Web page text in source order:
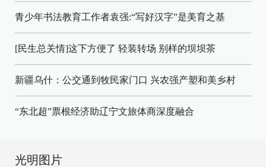
青少年书法教育工作者袁强:“写好汉字”是美育之基
[民生总关情]这下方便了 轻装转场 别样的坝坝茶
新疆乌什：公交通到牧民家门口 兴农强产塑和美乡村
“东北超”票根经济助辽宁文旅体商深度融合
光明图片